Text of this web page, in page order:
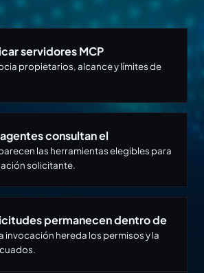
servidores MCP
propietarios, alcance y límites de
consultan el
las herramientas elegibles para
solicitante.
permanecen dentro de
invocación hereda los permisos y la